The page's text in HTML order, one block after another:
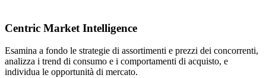
Centric Market Intelligence
Esamina a fondo le strategie di assortimenti e prezzi dei concorrenti,
analizza i trend di consumo e i comportamenti di acquisto, e
individua le opportunità di mercato.